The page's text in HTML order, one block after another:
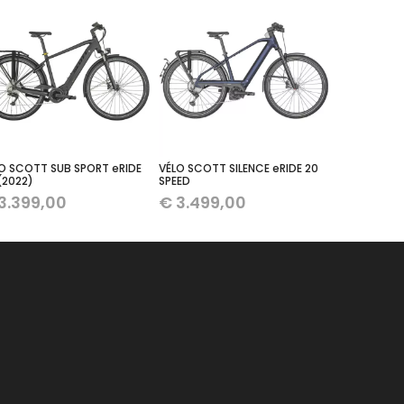
SCOTT SUB SPORT eRIDE
VÉLO SCOTT SILENCE eRIDE 20
SPEED
€ 3.499,00